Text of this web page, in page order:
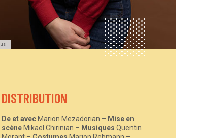
DISTRIBUTION
De et avec Marion Mezadorian – Mise en
scène Mikaël Chirinian – Musiques Quentin